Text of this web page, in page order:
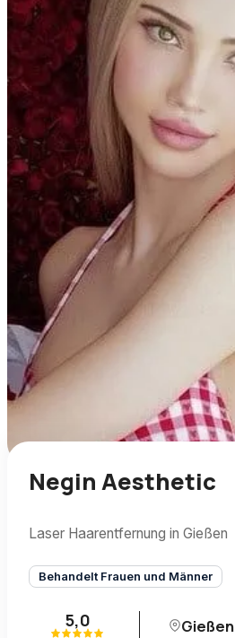
Negin Aesthetic
Laser Haarentfernung in Gießen
Behandelt Frauen und Männer
5,0 Gießen